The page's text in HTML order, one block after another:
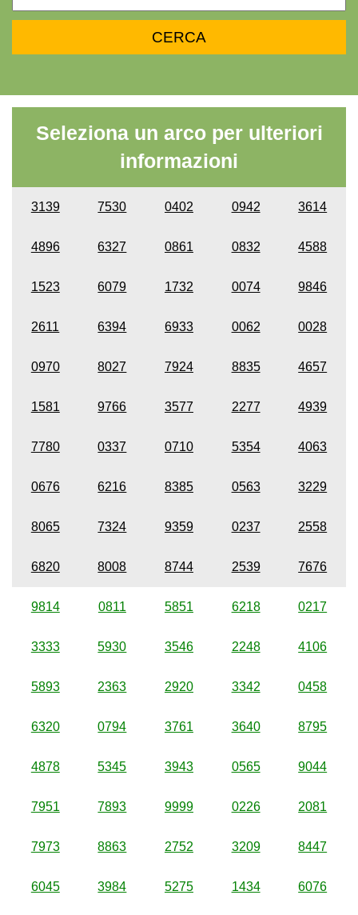
Seleziona un arco per ulteriori
informazioni
3139 7530 0402 0942 3614
4896 6327 0861 0832 4588
1523 6079 1732 0074 9846
2611 6394 6933 0062 0028
0970 8027 7924 8835 4657
1581 9766 3577 2277 4939
7780 0337 0710 5354 4063
0676 6216 8385 0563 3229
8065 7324 9359 0237 2558
6820 8008 8744 2539 7676
9814 0811 5851 6218 0217
3333 5930 3546 2248 4106
5893 2363 2920 3342 0458
6320 0794 3761 3640 8795
4878 5345 3943 0565 9044
7951 7893 9999 0226 2081
7973 8863 2752 3209 8447
6045 3984 5275 1434 6076